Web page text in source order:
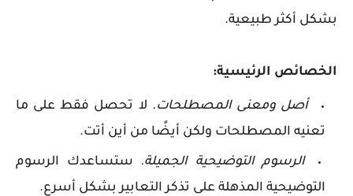
بشكل أكثر طبيعية.
الخصائص الرئيسية:
أصل ومعنى المصطلحات. لا تحصل فقط على ما
تعنيه المصطلحات ولكن أيضًا من أين أتت.
الرسوم التوضيحية الجميلة. ستساعدك الرسوم
التوضيحية المذهلة على تذكر التعابير بشكل أسرع.